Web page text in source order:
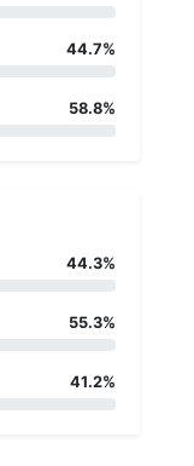
44.7%
58.8%
44.3%
55.3%
41.2%